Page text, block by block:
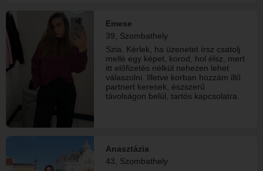
Emese
39, Szombathely
Szia. Kérlek, ha üzenetet írsz csatolj
mellé egy képet, korod, hol élsz, mert
itt előfizetés nélkül nehezen lehet
válaszolni. Illetve korban hozzám illő
partnert keresek, észszerű
távolságon belül, tartós kapcsolatra.
Anasztázia
43, Szombathely